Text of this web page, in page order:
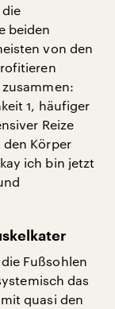
beiden
von den
1, häufiger
Reize
den Körper
ich bin jetzt
Fußsohlen
das
quasi den